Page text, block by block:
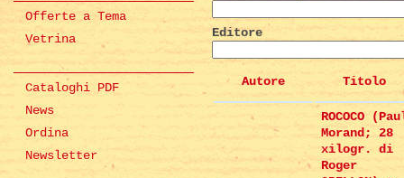
Offerte a Tema
Vetrina
Cataloghi PDF
News
Ordina
Newsletter
Editore
Autore Titolo
ROCOCO
Morand; 28
xilogr. di
Roger